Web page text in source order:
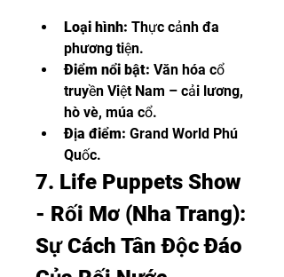
Loại hình: Thực cảnh đa
phương tiện.
Điểm nổi bật: Văn hóa cổ
truyền Việt Nam – cải lương,
hò vè, múa cổ.
Địa điểm: Grand World Phú
Quốc.
7. Life Puppets Show
- Rối Mơ (Nha Trang):
Sự Cách Tân Độc Đáo